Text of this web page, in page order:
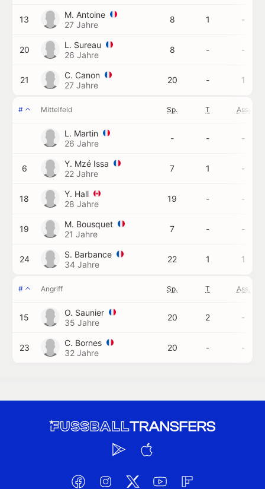
13
M. Antoine
27 Jahre
8 1 -
20
L. Sureau
26 Jahre
8 - -
21
C. Canon
27 Jahre
20 - 1
# Mittelfeld Sp. T Ass.
L. Martin
26 Jahre
- - -
6
Y. Mzé Issa
22 Jahre
7 1 -
18
Y. Hall
28 Jahre
19 - -
19
M. Bousquet
21 Jahre
7 - -
24
S. Barbance
34 Jahre
22 1 1
# Angriff Sp. T Ass.
15
O. Saunier
35 Jahre
20 2 -
23
C. Bornes
32 Jahre
20 - -